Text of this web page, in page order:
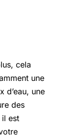
cela
une
d’eau, une
des
il est